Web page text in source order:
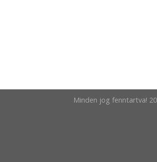
Minden jog fenntartva!